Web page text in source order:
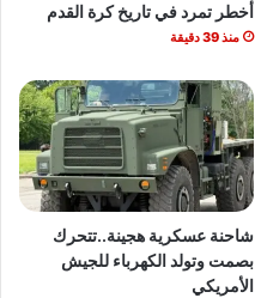
أخطر تمرد في تاريخ كرة القدم
منذ 39 دقيقة
شاحنة عسكرية هجينة..تتحرك
بصمت وتولد الكهرباء للجيش
الأمريكي